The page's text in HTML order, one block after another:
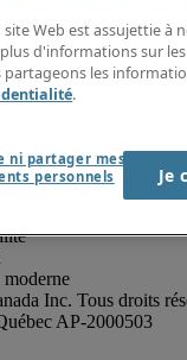
Inc. Tous droits
Web est assujettie à
d'informations sur
les
.
ni partager mes
personnels
Je